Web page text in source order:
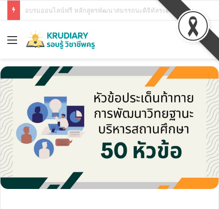
ดาวน์โหลดวุฒิบัตร ทั้ง 9 หลักสูตร ได้แล้ว ระบบศูนย์รวมสื่อการเรียนรู้ของกระทรวงศึกษาธิการ
Menu